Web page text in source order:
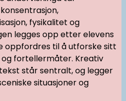
fysikalitet og
legges opp etter elevens
oppfordres til å utforske sitt
fortellermåter. Kreativ
står sentralt, og legger
situasjoner og